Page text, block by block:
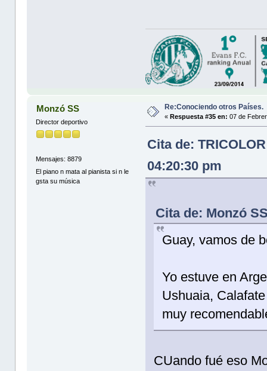
Monzó SS
Director deportivo
Mensajes: 8879
El piano n mata al pianista si n le
gsta su música
Re:Conociendo otros Países.
«Respuesta #35 en: 07 de
Cita de:
04:20:30 pm
Cita de: Monzó
Guay, vamos de
Yo estuve en
Ushuaia,
muy
CUando fué eso